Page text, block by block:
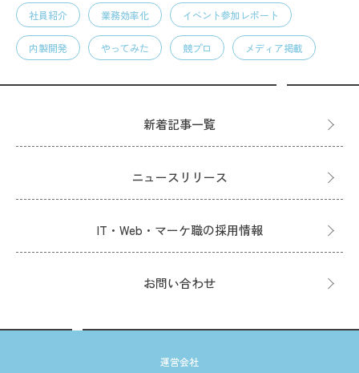
社員紹介 業務効率化 イベント参加レポート
内製開発 やってみた 競プロ メディア掲載
新着記事一覧
ニュースリリース
IT・Web・マーケ職の採用情報
お問い合わせ
運営会社